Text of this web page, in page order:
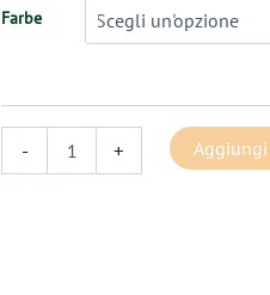
Farbe
- +